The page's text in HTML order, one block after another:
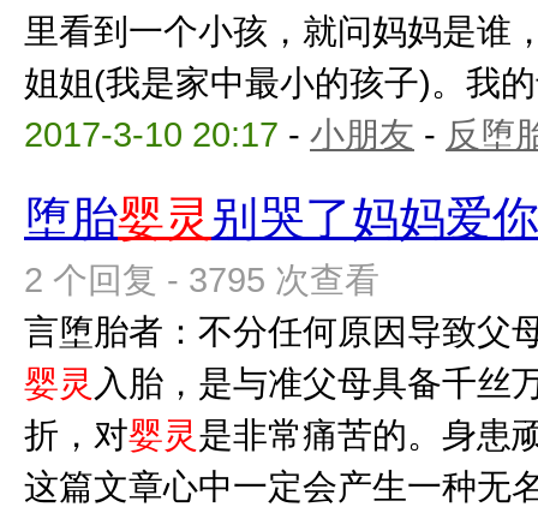
里看到一个小孩，就问妈妈是谁
姐姐(我是家中最小的孩子)。我
2017-3-10 20:17 - 小朋友 - 反堕
堕胎婴灵 别哭了妈妈爱你
2 个回复 - 3795 次查看
言堕胎者：不分任何原因导致父
婴灵 入胎，是与准父母具备千丝
折，对婴灵是非常痛苦的。身患
这篇文章心中一定会产生一种无